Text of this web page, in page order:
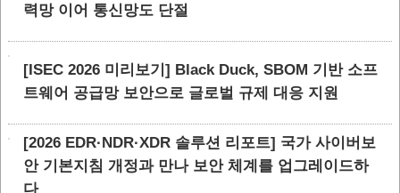
력망 이어 통신망도 단절
[ISEC 2026 미리보기] Black Duck, SBOM 기반 소프
트웨어 공급망 보안으로 글로벌 규제 대응 지원
[2026 EDR·NDR·XDR 솔루션 리포트] 국가 사이버보
안 기본지침 개정과 만나 보안 체계를 업그레이드하
다